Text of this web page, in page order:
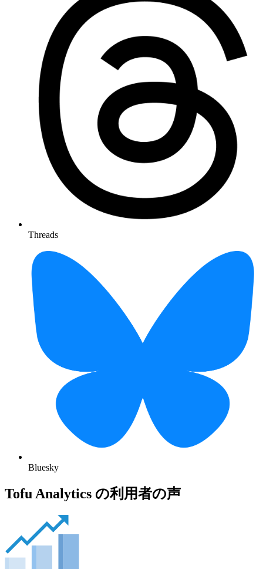
Threads
Bluesky
Tofu Analytics の利用者の声